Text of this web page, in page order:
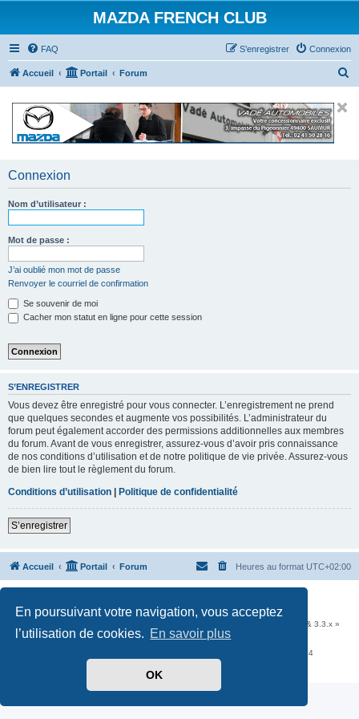
En poursuivant votre navigation, vous acceptez
l’utilisation de cookies. En savoir plus
OK
MAZDA FRENCH CLUB
FAQ Connexion
S’enregistrer
Accueil Portail Forum
c
Connexion
Nom d’utilisateur :
Mot de passe :
J’ai oublié mon mot de passe
Renvoyer le courriel de confirmation
Se souvenir de moi
Cacher mon statut en ligne pour cette session
S’ENREGISTRER
Vous devez être enregistré pour vous connecter. L’enregistrement ne prend
que quelques secondes et augmente vos possibilités. L’administrateur du
forum peut également accorder des permissions additionnelles aux membres
du forum. Avant de vous enregistrer, assurez-vous d’avoir pris connaissance
de nos conditions d’utilisation et de notre politique de vie privée. Assurez-vous
de bien lire tout le règlement du forum.
Conditions d’utilisation
Politique de confidentialité
S’enregistrer
Accueil Portail Forum Heures au format UTC+02:00
Traduit parphpBB-fr.com
: « Traductions d'extensions & styles pour phpBB 3.2.x & 3.3.x »
Forum hébergé par les services d’Infomaniak Network SA
Avenue de la Praille, 26 - 1227 Carouge - Suisse - tél +41 22 820 35 44